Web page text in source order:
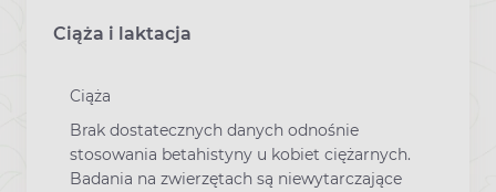
Ciąża i laktacja
Ciąża
Brak dostatecznych danych odnośnie
stosowania betahistyny u kobiet ciężarnych.
Badania na zwierzętach są niewytarczające